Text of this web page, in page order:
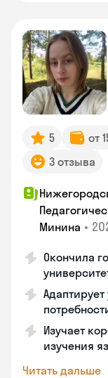
5 от
3 отзыва
Минина •
Окончила
Изучает
изучения
Читать дальше